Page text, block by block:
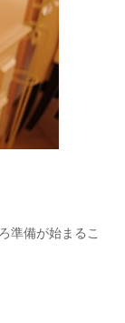
準備が始まるこ